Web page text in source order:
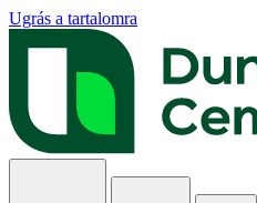
Ugrás a tartalomra